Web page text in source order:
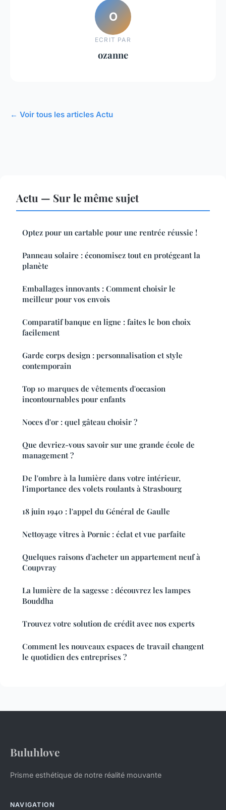
O
ECRIT PAR
ozanne
← Voir tous les articles Actu
Actu — Sur le même sujet
Optez pour un cartable pour une rentrée réussie !
Panneau solaire : économisez tout en protégeant la
planète
Emballages innovants : Comment choisir le
meilleur pour vos envois
Comparatif banque en ligne : faites le bon choix
facilement
Garde corps design : personnalisation et style
contemporain
Top 10 marques de vêtements d'occasion
incontournables pour enfants
Noces d'or : quel gâteau choisir ?
Que devriez-vous savoir sur une grande école de
management ?
De l'ombre à la lumière dans votre intérieur,
l'importance des volets roulants à Strasbourg
18 juin 1940 : l'appel du Général de Gaulle
Nettoyage vitres à Pornic : éclat et vue parfaite
Quelques raisons d'acheter un appartement neuf à
Coupvray
La lumière de la sagesse : découvrez les lampes
Bouddha
Trouvez votre solution de crédit avec nos experts
Comment les nouveaux espaces de travail changent
le quotidien des entreprises ?
Buluhlove
Prisme esthétique de notre réalité mouvante
NAVIGATION